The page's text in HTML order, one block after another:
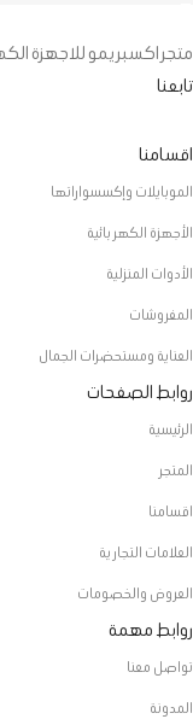
متجر اكسبريمو للاجهزة
تابعنا
اقسامنا
الموبايلات وإكسسواراتها
الأجهزة الكهربائية
الأدوات المنزلية
المفروشات
العناية ومستحضرات الجمال
روابط الصفحات
الرئيسية
المتجر
اقسامنا
العلامات التجارية
العروض والخصومات
روابط مهمة
تواصل معنا
المدونة